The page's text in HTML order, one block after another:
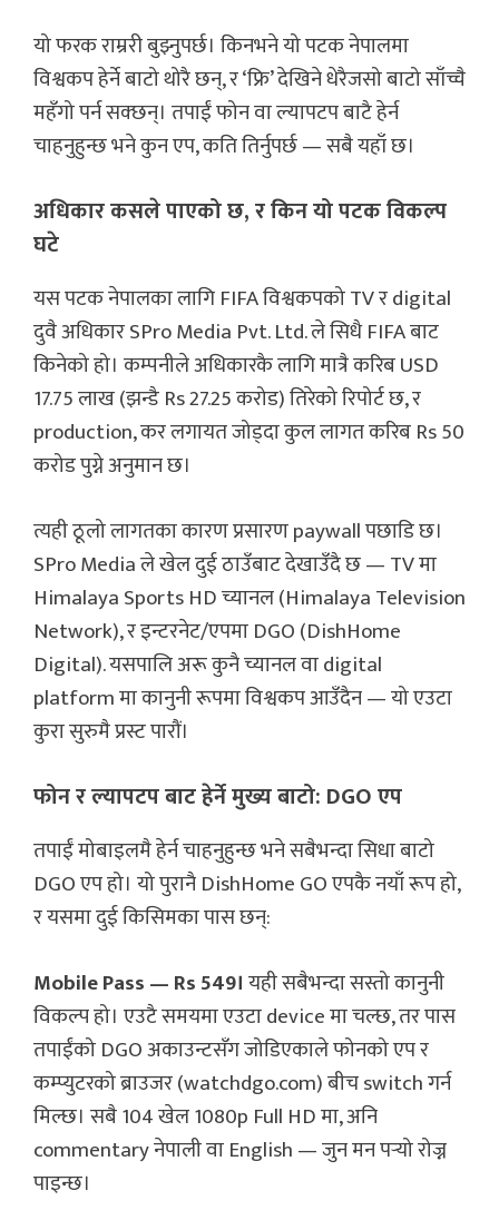
यो फरक राम्ररी बुझ्नुपर्छ। किनभने यो पटक नेपालमा
विश्वकप हेर्ने बाटो थोरै छन्, र ‘फ्रि’ देखिने धेरैजसो बाटो साँच्चै
महँगो पर्न सक्छन्। तपाईं फोन वा ल्यापटप बाटै हेर्न
चाहनुहुन्छ भने कुन एप, कति तिर्नुपर्छ — सबै यहाँ छ।
अधिकार कसले पाएको छ, र किन यो पटक विकल्प
घटे
यस पटक नेपालका लागि FIFA विश्वकपको TV र digital
दुवै अधिकार SPro Media Pvt. Ltd. ले सिधै FIFA बाट
किनेको हो। कम्पनीले अधिकारकै लागि मात्रै करिब USD
17.75 लाख (झन्डै Rs 27.25 करोड) तिरेको रिपोर्ट छ, र
production, कर लगायत जोड्दा कुल लागत करिब Rs 50
करोड पुग्ने अनुमान छ।
त्यही ठूलो लागतका कारण प्रसारण paywall पछाडि छ।
SPro Media ले खेल दुई ठाउँबाट देखाउँदै छ — TV मा
Himalaya Sports HD च्यानल (Himalaya Television
Network), र इन्टरनेट/एपमा DGO (DishHome
Digital). यसपालि अरू कुनै च्यानल वा digital
platform मा कानुनी रूपमा विश्वकप आउँदैन — यो एउटा
कुरा सुरुमै प्रस्ट पारौं।
फोन र ल्यापटप बाट हेर्ने मुख्य बाटो: DGO एप
तपाईं मोबाइलमै हेर्न चाहनुहुन्छ भने सबैभन्दा सिधा बाटो
DGO एप हो। यो पुरानै DishHome GO एपकै नयाँ रूप हो,
र यसमा दुई किसिमका पास छन्:
Mobile Pass — Rs 549।यही सबैभन्दा सस्तो कानुनी
विकल्प हो। एउटै समयमा एउटा device मा चल्छ, तर पास
तपाईंको DGO अकाउन्टसँग जोडिएकाले फोनको एप र
कम्प्युटरको ब्राउजर (watchdgo.com) बीच switch गर्न
मिल्छ। सबै 104 खेल 1080p Full HD मा, अनि
commentary नेपाली वा English — जुन मन पर्‍यो रोज्न
पाइन्छ।